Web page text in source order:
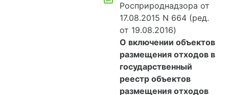
Росприроднадзора от
17.08.2015 N 664 (ред.
от 19.08.2016)
О включении объектов
размещения отходов в
государственный
реестр объектов
размещения отходов